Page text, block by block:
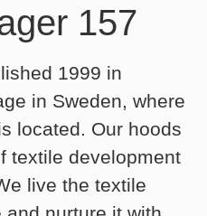
157
1999 in
in Sweden, where
located. Our hoods
textile development
live the textile